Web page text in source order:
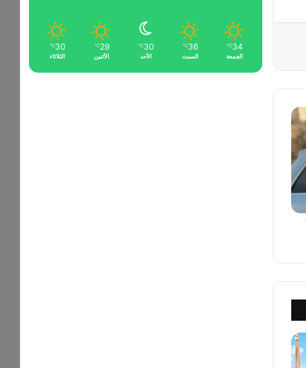
34
℃
الجمعة
36
℃
السبت
30
℃
الأحد
29
℃
الأثنين
30
℃
الثلاثاء